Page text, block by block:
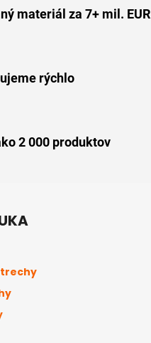
s
materiál za 7+ mil. EUR
rýchlo
2 000 produktov